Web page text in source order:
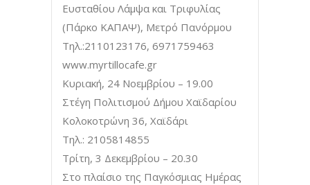
Ευσταθίου Λάμψα και Τριφυλίας
(Πάρκο ΚΑΠΑΨ), Μετρό Πανόρμου
Τηλ.:2110123176, 6971759463
www.myrtillocafe.gr
Κυριακή, 24 Νοεμβρίου – 19.00
Στέγη Πολιτισμού Δήμου Χαϊδαρίου
Κολοκοτρώνη 36, Χαϊδάρι
Τηλ.: 2105814855
Τρίτη, 3 Δεκεμβρίου – 20.30
Στο πλαίσιο της Παγκόσμιας Ημέρας